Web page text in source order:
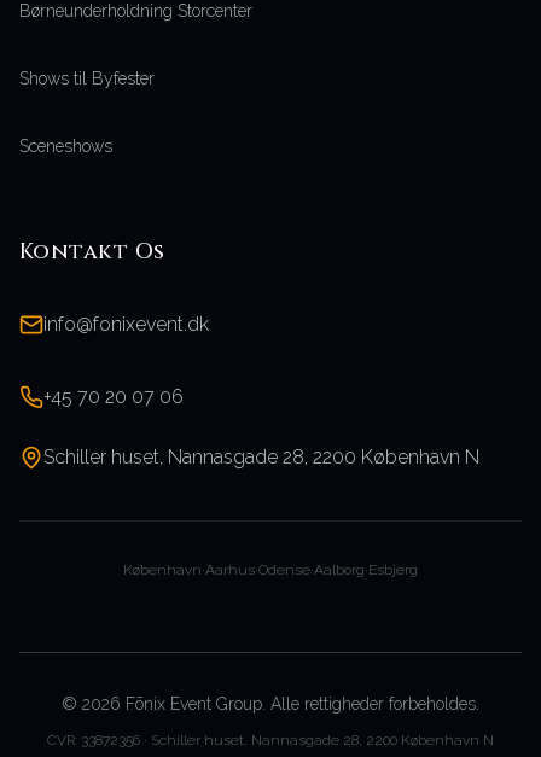
Børneunderholdning Storcenter
Shows til Byfester
Sceneshows
Kontakt Os
info@fonixevent.dk
+45 70 20 07 06
Schiller huset, Nannasgade 28, 2200 København N
København·Aarhus·Odense·Aalborg·Esbjerg
© 2026 Fōnix Event Group. Alle rettigheder forbeholdes.
CVR: 33872356 · Schiller huset, Nannasgade 28, 2200 København N